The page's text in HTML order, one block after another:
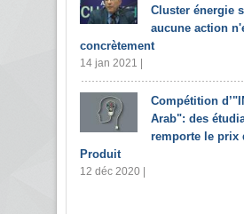
Cluster énergie
aucune action
concrètement
14 jan 2021 |
Compétition
Arab": des
remporte le prix
Produit
12 déc 2020 |